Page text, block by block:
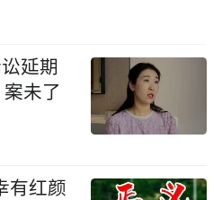
延期
未了
有红颜